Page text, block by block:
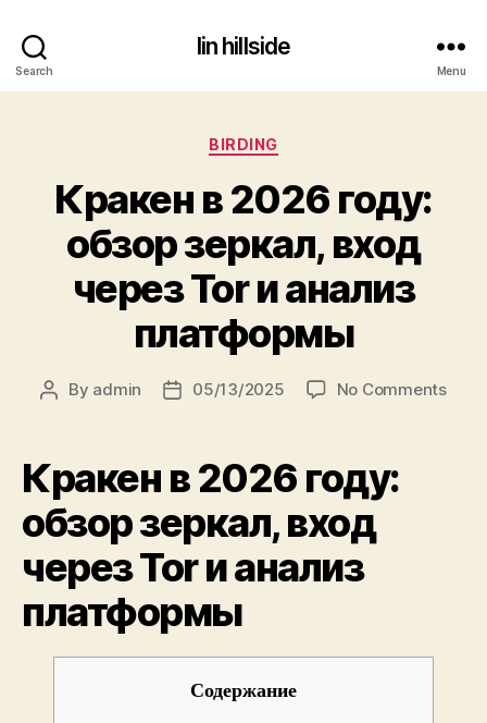
Search
lin hillside
Menu
Categories
BIRDING
Кракен в 2026 году:
обзор зеркал, вход
через Tor и анализ
платформы
Post
By admin
Post05/13/2025 No Commentson
Кракен в 2026 году:
обзор зеркал, вход
через Tor и анализ
платформы
Содержание